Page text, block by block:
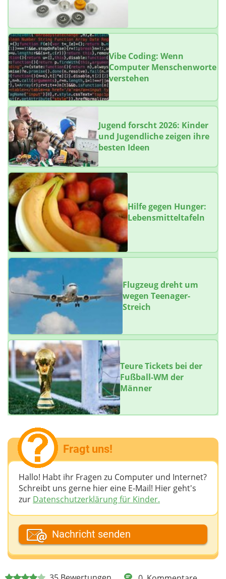
Vibe Coding: Wenn
Computer Menschenworte
verstehen
Jugend forscht 2026: Kinder
und Jugendliche zeigen ihre
besten Ideen
Hilfe gegen Hunger:
Lebensmitteltafeln
Flugzeug dreht um
wegen Teenager-
Streich
Teure Tickets bei der
Fußball-WM der
Männer
Fragt uns!
Hallo! Habt ihr Fragen zu Computer und Internet?
Schreibt uns gerne hier eine E-Mail! Hier geht's
zur Datenschutzerklärung für Kinder.
Dein Fantasiename
Deine E-Mail-Adresse (wenn du eine Antwort
Nachricht senden